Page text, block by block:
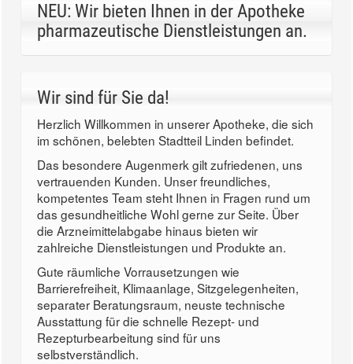
NEU: Wir bieten Ihnen in der Apotheke
pharmazeutische Dienstleistungen an.
Wir sind für Sie da!
Herzlich Willkommen in unserer Apotheke, die sich
im schönen, belebten Stadtteil Linden befindet.
Das besondere Augenmerk gilt zufriedenen, uns
vertrauenden Kunden. Unser freundliches,
kompetentes Team steht Ihnen in Fragen rund um
das gesundheitliche Wohl gerne zur Seite. Über
die Arzneimittelabgabe hinaus bieten wir
zahlreiche Dienstleistungen und Produkte an.
Gute räumliche Vorrausetzungen wie
Barrierefreiheit, Klimaanlage, Sitzgelegenheiten,
separater Beratungsraum, neuste technische
Ausstattung für die schnelle Rezept- und
Rezepturbearbeitung sind für uns
selbstverständlich.